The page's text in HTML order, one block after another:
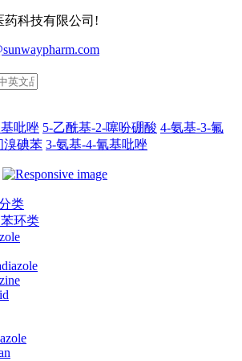
药科技有限公司!
吡唑 5-乙酰基-2-噻吩硼酸 4-氨基-3-氟
溴碘苯 3-氨基-4-氰基吡唑
类
苯环类